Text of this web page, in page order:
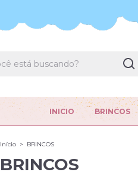
INICIO BRINCOS
Início > BRINCOS
BRINCOS